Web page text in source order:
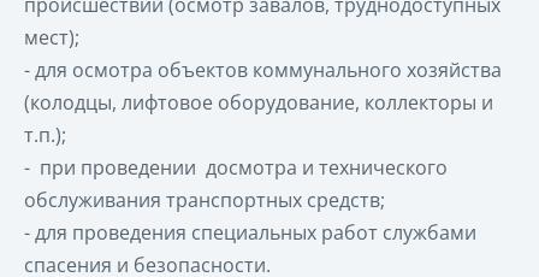
мест);
- для осмотра объектов коммунального хозяйства
(колодцы, лифтовое оборудование, коллекторы и
т.п.);
- при проведении досмотра и технического
обслуживания транспортных средств;
- для проведения специальных работ службами
спасения и безопасности.